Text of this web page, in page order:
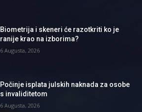
Biometrija i skeneri će razotkriti ko je
ranije krao na izborima?
6 Augusta, 2026
Počinje isplata julskih naknada za osobe
s invaliditetom
6 Augusta, 2026